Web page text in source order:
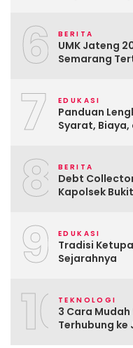
6 BERITA
UMK Jateng
Semarang
7 EDUKASI
Panduan
Syarat,
8 BERITA
Debt
Kapolsek
9 EDUKASI
Tradisi
Sejarahnya
10TEKNOLOGI
3 Cara
Terhubung ke